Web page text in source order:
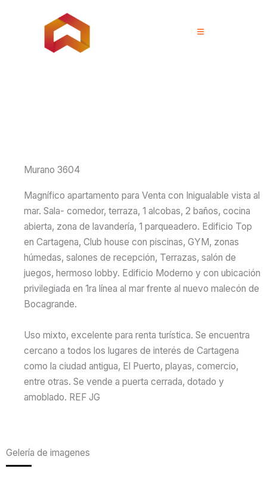
Murano 3604
Magnífico apartamento para Venta con Inigualable vista al
mar. Sala- comedor, terraza, 1 alcobas, 2 baños, cocina
abierta, zona de lavandería, 1 parqueadero. Edificio Top
en Cartagena, Club house con piscinas, GYM, zonas
húmedas, salones de recepción, Terrazas, salón de
juegos, hermoso lobby. Edificio Moderno y con ubicación
privilegiada en 1ra línea al mar frente al nuevo malecón de
Bocagrande.
Uso mixto, excelente para renta turística. Se encuentra
cercano a todos los lugares de interés de Cartagena
como la ciudad antigua, El Puerto, playas, comercio,
entre otras. Se vende a puerta cerrada, dotado y
amoblado. REF JG
Gelería de imagenes